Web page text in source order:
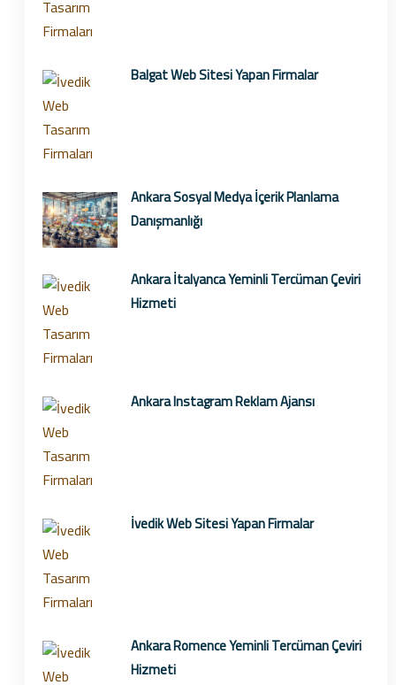
Balgat Web Sitesi Yapan Firmalar
Ankara Sosyal Medya İçerik Planlama
Danışmanlığı
Ankara İtalyanca Yeminli Tercüman Çeviri
Hizmeti
Ankara Instagram Reklam Ajansı
İvedik Web Sitesi Yapan Firmalar
Ankara Romence Yeminli Tercüman Çeviri
Hizmeti